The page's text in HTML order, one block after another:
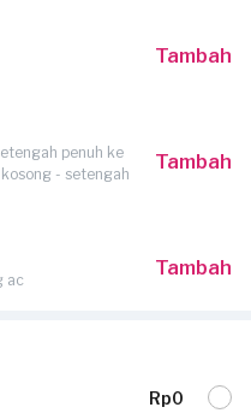
Tambah
penuh ke
- setengah
Tambah
ac
Tambah
Rp0